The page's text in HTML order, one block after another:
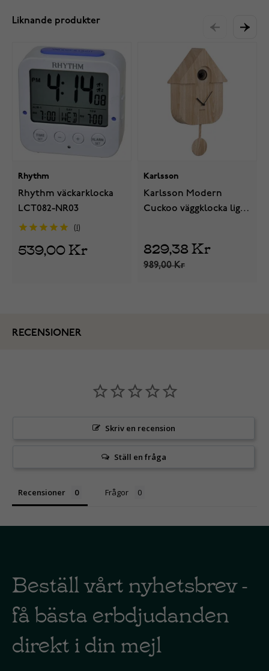
Liknande produkter
Rhythm
Rhythm väckarklocka
LCT082-NR03
539,00 Kr
Karlsson
Karlsson Modern
Cuckoo väggklocka light
829,38 Kr
989,00 Kr
RECENSIONER
Skriv en recension
Ställ en fråga
Recensioner Frågor
Beställ vårt nyhetsbrev -
få bästa erbdjudanden
direkt i din mejl